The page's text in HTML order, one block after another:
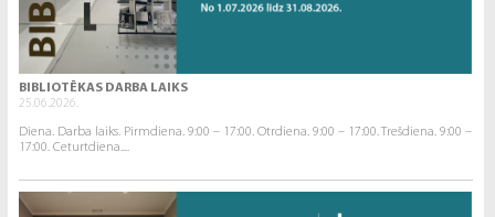
BIBLIOTĒKAS DARBA LAIKS
25.06.2026.
Diena. Darba laiks. Pirmdiena. 9:00 – 17:00. Otrdiena. 9:00 – 17:00. Trešdiena. 9:00 –
17:00. Ceturtdiena....